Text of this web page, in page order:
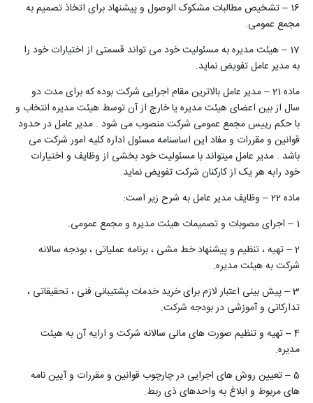
16 – تشخیص مطالبات مشکوک الوصول و پیشنهاد برای اتخاذ تصمیم به
مجمع عمومی.
17 – هیئت مدیره به مسئولیت خود می تواند قسمتی از اختیارات خود را
به مدیر عامل تفویض نماید.
ماده 21 – مدیر عامل بالاترین مقام اجرایی شرکت بوده که برای مدت دو
سال از بین اعضای هیئت مدیره یا خارج از آن توسط هیئت مدیره انتخاب و
با حکم رییس مجمع عمومی شرکت منصوب می شود . مدیر عامل در حدود
قوانین و مقررات و مفاد این اساسنامه مسئول اداره کلیه امور شرکت می
باشد . مدیر عامل میتواند با مسئولیت خود بخشی از وظایف و اختیارات
خود رابه هر یک از کارکنان شرکت تفویض نماید.
ماده 22 – وظایف مدیر عامل به شرح زیر است:
1 – اجرای مصوبات و تصمیمات هیئت مدیره و مجمع عمومی.
2 – تهیه ، تنظیم و پیشنهاد خط مشی ، برنامه عملیاتی ، بودجه سالانه
شرکت به هیئت مدیره.
3 – پیش بینی اعتبار لازم برای خرید خدمات پشتیبانی فنی ، تحقیقاتی ،
تدارکاتی و آموزشی در بودجه شرکت.
4 – تهیه و تنظیم صورت های مالی سالانه شرکت و ارایه آن به هیئت
مدیره.
5 – تعیین روش های اجرایی در چارچوب قوانین و مقررات و آیین نامه
های مربوط و ابلاغ به واحدهای ذی ربط.